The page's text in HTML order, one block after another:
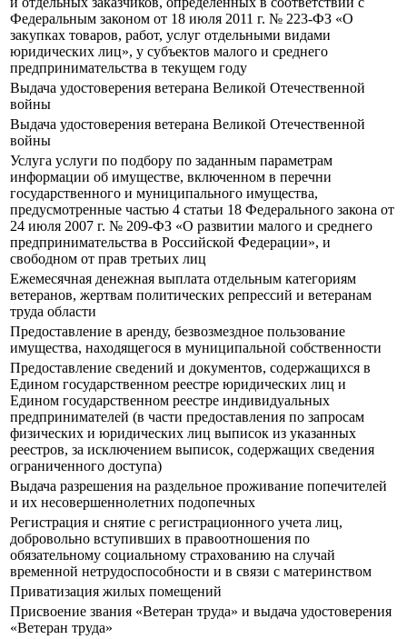
Федеральным законом от 18 июля 2011 г. № 223-ФЗ «О
закупках товаров, работ, услуг отдельными видами
юридических лиц», у субъектов малого и среднего
предпринимательства в текущем году
Выдача удостоверения ветерана Великой Отечественной
войны
Выдача удостоверения ветерана Великой Отечественной
войны
Услуга услуги по подбору по заданным параметрам
информации об имуществе, включенном в перечни
государственного и муниципального имущества,
предусмотренные частью 4 статьи 18 Федерального закона от
24 июля 2007 г. № 209-ФЗ «О развитии малого и среднего
предпринимательства в Российской Федерации», и
свободном от прав третьих лиц
Ежемесячная денежная выплата отдельным категориям
ветеранов, жертвам политических репрессий и ветеранам
труда области
Предоставление в аренду, безвозмездное пользование
имущества, находящегося в муниципальной собственности
Предоставление сведений и документов, содержащихся в
Едином государственном реестре юридических лиц и
Едином государственном реестре индивидуальных
предпринимателей (в части предоставления по запросам
физических и юридических лиц выписок из указанных
реестров, за исключением выписок, содержащих сведения
ограниченного доступа)
Выдача разрешения на раздельное проживание попечителей
и их несовершеннолетних подопечных
Регистрация и снятие с регистрационного учета лиц,
добровольно вступивших в правоотношения по
обязательному социальному страхованию на случай
временной нетрудоспособности и в связи с материнством
Приватизация жилых помещений
Присвоение звания «Ветеран труда» и выдача удостоверения
«Ветеран труда»